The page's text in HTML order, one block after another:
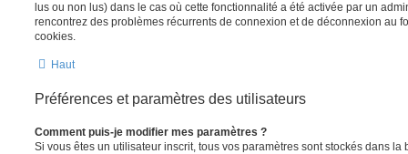
lus ou non lus) dans le cas où cette fonctionnalité a été activée par un
rencontrez des problèmes récurrents de connexion et de déconnexion au
cookies.
Haut
Préférences et paramètres des utilisateurs
Comment puis-je modifier mes paramètres ?
Si vous êtes un utilisateur inscrit, tous vos paramètres sont stockés dans la